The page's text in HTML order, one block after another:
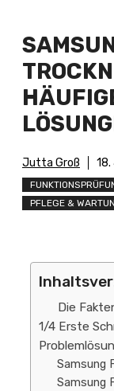
Jutta Groß
PFLEGE &
Die
1/4 Erste
Samsung
Samsung